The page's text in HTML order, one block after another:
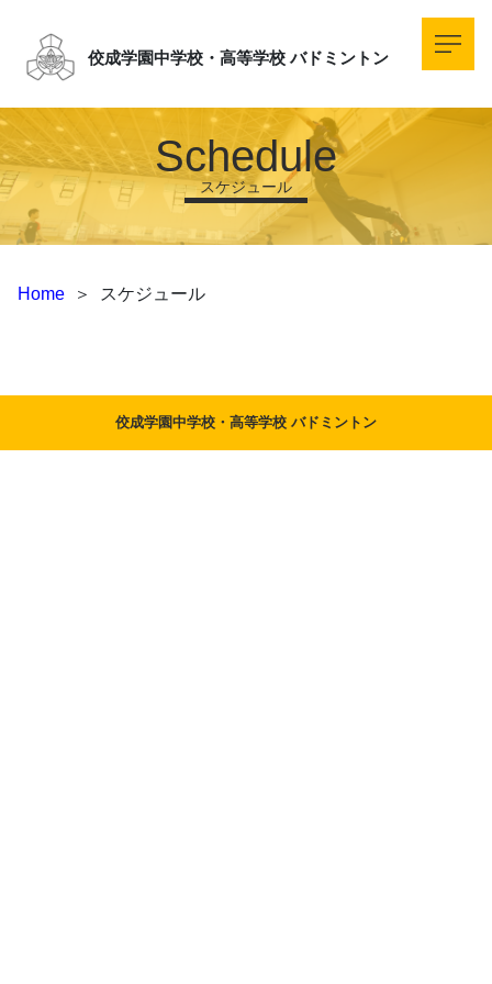
佼成学園中学校・高等学校 バドミントン
スケジュール
Schedule
Home ＞ スケジュール
佼成学園中学校・高等学校 バドミントン